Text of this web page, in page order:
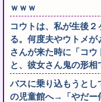
ｗｗｗ
コウトは、私が生後２
る。何度夫やウトメ
さんが来た時に「コ
と、彼女さん鬼の形相
バスに乗り込もうとし
の児童館へ→「やだー